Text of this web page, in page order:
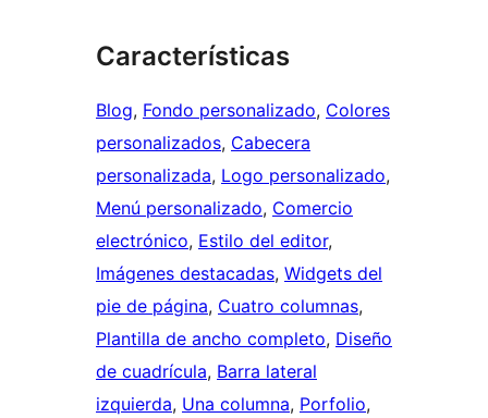
Características
Blog, Fondo personalizado, Colores
personalizados, Cabecera
personalizada, Logo personalizado
Menú personalizado, Comercio
electrónico, Estilo del editor
Imágenes destacadas, Widgets del
pie de página, Cuatro columnas
Plantilla de ancho completo, Diseño
de cuadrícula, Barra lateral
izquierda, Una columna, Porfolio